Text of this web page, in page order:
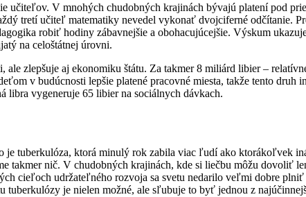
učiteľov. V mnohých chudobných krajinách bývajú platení pod
tretí učiteľ matematiky nevedel vykonať dvojciferné odčítanie.
robiť hodiny zábavnejšie a obohacujúcejšie. Výskum
na celoštátnej úrovni.
zlepšuje aj ekonomiku štátu. Za takmer 8 miliárd libier –
v budúcnosti lepšie platené pracovné miesta, takže tento druh
libra vygeneruje 65 libier na sociálnych dávkach.
je tuberkulóza, ktorá minulý rok zabila viac ľudí ako ktorákoľvek
takmer nič. V chudobných krajinách, kde si liečbu môžu dovoliť
cieľoch udržateľného rozvoja sa svetu nedarilo veľmi dobre
je nielen možné, ale sľubuje to byť jednou z